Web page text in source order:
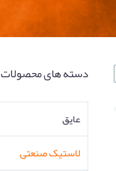
دسته های محصولات
عایق
لاستیک صنعتی